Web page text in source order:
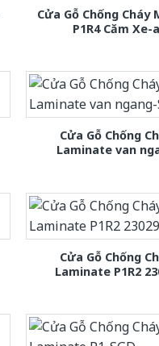
Cửa Gỗ Chống Cháy
P1R4 Căm Xe-
Cửa Gỗ Chống
Laminate van
Cửa Gỗ Chống
Laminate P1R2